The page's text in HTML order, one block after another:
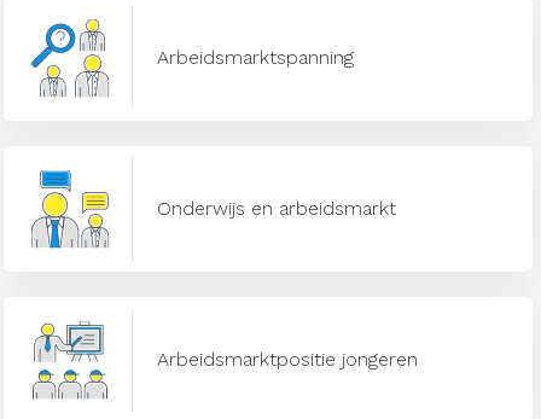
Arbeidsmarktspanning
Onderwijs en arbeidsmarkt
Arbeidsmarktpositie jongeren